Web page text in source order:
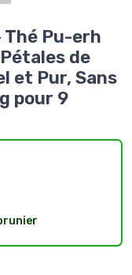
Thé Pu-erh
de
et Pur, Sans
pour 9